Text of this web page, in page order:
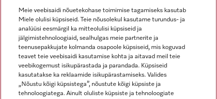
Õigusalane teave
Üldtingimused
Miele Instagramis
Miele Facebookis
Miele Youtube'is
Meie veebisaidi nõuetekohase toimimise tagamiseks kasutab
Miele olulisi küpsiseid. Teie nõusolekul kasutame turundus- ja
analüüsi eesmärgil ka mitteolulisi küpsiseid ja
jälgimistehnoloogiaid, sealhulgas meie partnerite ja
teenusepakkujate kolmanda osapoole küpsiseid, mis koguvad
teavet teie veebisaidi kasutamise kohta ja aitavad meil teie
veebikogemust isikupärastada ja parandada. Küpsiseid
kasutatakse ka reklaamide isikupärastamiseks. Valides
„Nõustu kõigi küpsistega”, nõustute kõigi küpsiste ja
tehnoloogiatega. Ainult oluliste küpsiste ja tehnoloogiate